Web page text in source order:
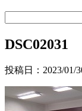
DSC02031
投稿日：2023/01/